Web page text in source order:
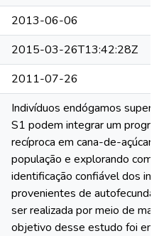
2013-06-06
2015-03-26T13:42:28Z
2011-07-26
Indivíduos endógamos
S1 podem integrar um
recíproca em cana-de-
população e explorando
identificação confiável dos
provenientes de
ser realizada por meio de
objetivo desse estudo foi